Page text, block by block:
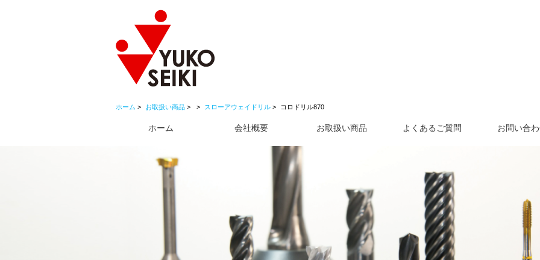
ホーム お取扱い商品 スローアウェイドリル コロドリル870
ホーム 会社概要 お取扱い商品 よくあるご質問 お問い合